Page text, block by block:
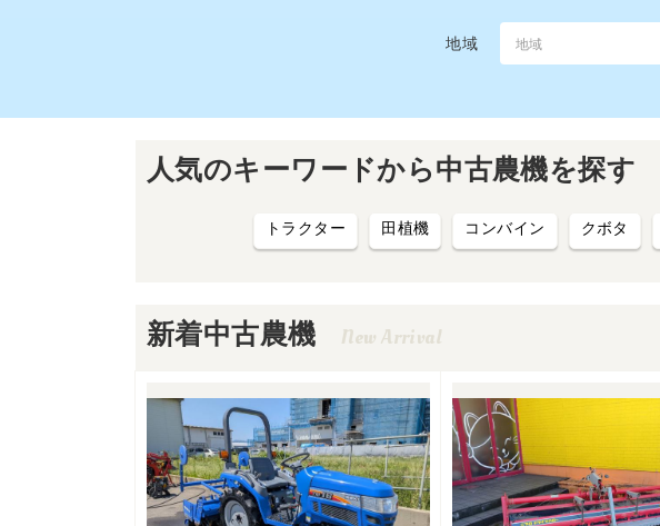
地域
⼈気のキーワードから中古農機を探す
トラクター 田植機 コンバイン クボタ
新着中古農機 New Arrival